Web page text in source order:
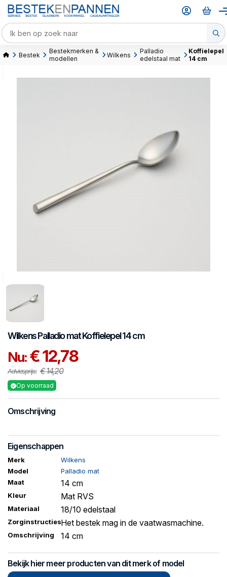
Bestek
Bestekmerken &
modellen
Wilkens
Palladio
edelstaal mat
Koffielepel
14 cm
WilkensPalladio matKoffielepel 14 cm
Nu:€ 12,78
Adviesprijs: € 14,20
Op voorraad
Omschrijving
Eigenschappen
Merk
Wilkens
Model
Palladio mat
Maat
14 cm
Kleur Mat RVS
Materiaal 18/10 edelstaal
ZorginstructiesHet bestek mag in de vaatwasmachine.
Omschrijving 14 cm
Bekijk hier meer producten van dit merk of model